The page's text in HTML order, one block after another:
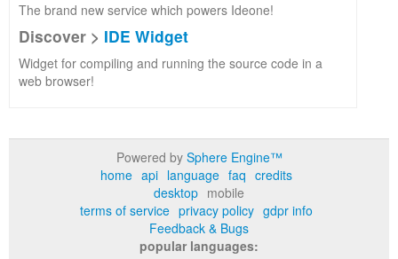
The brand new service which powers Ideone!
Discover > IDE Widget
Widget for compiling and running the source code in a
web browser!
Powered by Sphere Engine™
home api language faq credits
desktop mobile
terms of service privacy policy gdpr info
Feedback & Bugs
popular languages: